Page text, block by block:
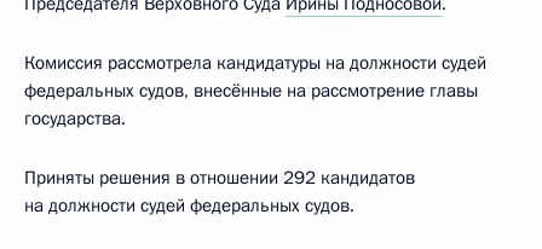
Комиссия рассмотрела кандидатуры на должности судей
федеральных судов, внесённые на рассмотрение главы
государства.
Приняты решения в отношении 292 кандидатов
на должности судей федеральных судов.